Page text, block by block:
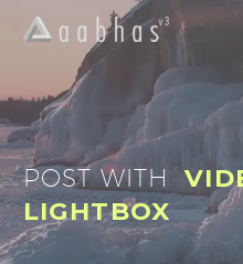
POST WITH
LIGHTBOX